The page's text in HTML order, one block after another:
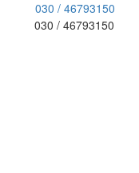
030 / 46793150
030 / 46793150